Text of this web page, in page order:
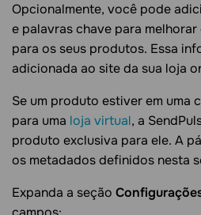
Opcionalmente, você pode
e palavras chave para
para os seus produtos. Essa
adicionada ao site da sua loja
Se um produto estiver em uma
para uma loja virtual, a
produto exclusiva para ele. A
os metadados definidos nesta
Expanda a seção